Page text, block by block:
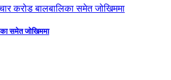
समेत जोखिममा